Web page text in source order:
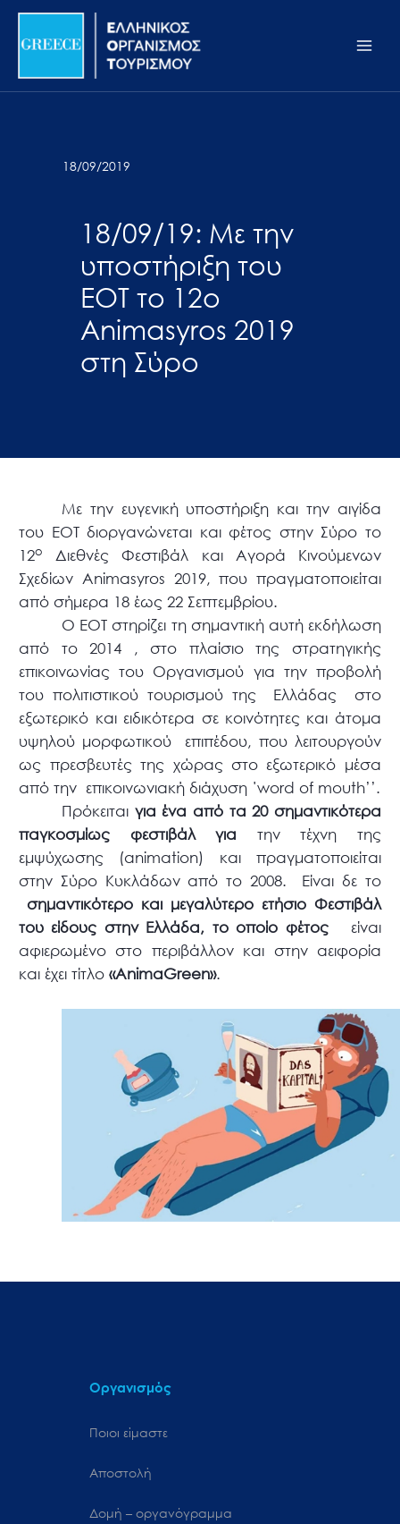
Σημείωση:
ιστότοπος
προσβασιμότητας.
Μετάβαση
περιεχόμενο
18/09/2019
18/09/19: Με την
υποστήριξη του
ΕΟΤ το 12ο
Animasyros 2019
στη Σύρο
Με την ευγενική υποστήριξη και την αιγίδα
του ΕΟΤ διοργανώνεται και φέτος στην Σύρο το
12ο
Διεθνές Φεστιβάλ και Αγορά Κινούμενων
Σχεδίων Animasyros 2019, που πραγματοποιείται
από σήμερα 18 έως 22 Σεπτεμβρίου.
Ο ΕΟΤ στηρίζει τη σημαντική αυτή εκδήλωση
από το 2014 , στο πλαίσιο της στρατηγικής
επικοινωνίας του Οργανισμού για την προβολή
του πολιτιστικού τουρισμού της
Ελλάδας
στο
εξωτερικό και ειδικότερα σε κοινότητες και άτομα
υψηλού μορφωτικού
επιπέδου, που λειτουργούν
ως πρεσβευτές της χώρας στο εξωτερικό μέσα
από την επικοινωνιακή διάχυση ΄word of mouth’’.
Πρόκειται για ένα από τα 20 σημαντικότερα
παγκοσμίως φεστιβάλ για την τέχνη της
εμψύχωσης (animation) και πραγματοποιείται
στην Σύρο Κυκλάδων από το 2008.
Είναι δε το
σημαντικότερο και μεγαλύτερο ετήσιο Φεστιβάλ
του είδους στην Ελλάδα, το οποίο φέτος
είναι
αφιερωμένο στο περιβάλλον και στην αειφορία
και έχει τίτλο«AnimaGreen».
Οργανισμός
Ποιοι είμαστε
Αποστολή
Δομή – οργανόγραμμα